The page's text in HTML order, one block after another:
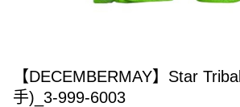
【DECEMBERMAY】Star
手)_3-999-6003